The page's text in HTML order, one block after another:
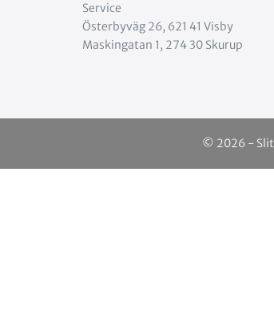
Service
Österbyväg 26, 621 41 Visby
Maskingatan 1, 274 30 Skurup
© 2026 -